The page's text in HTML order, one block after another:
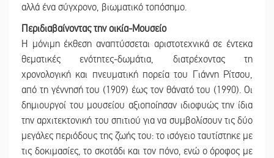
αλλά ένα σύγχρονο, βιωματικό τοπόσημο.
Περιδιαβαίνοντας την οικία-Μουσείο
Η μόνιμη έκθεση αναπτύσσεται αριστοτεχνικά σε έντεκα
θεματικές ενότητες-δωμάτια, διατρέχοντας τη
χρονολογική και πνευματική πορεία του Γιάννη Ρίτσου,
από τη γέννησή του (1909) έως τον θάνατό του (1990). Οι
δημιουργοί του μουσείου αξιοποίησαν ιδιοφυώς την ίδια
την αρχιτεκτονική του σπιτιού για να συμβολίσουν τις δύο
μεγάλες περιόδους της ζωής του: το ισόγειο ταυτίστηκε με
τις δοκιμασίες, το σκοτάδι και τον πόνο, ενώ ο όροφος με